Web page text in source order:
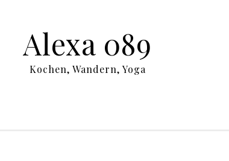
Alexa 089
Kochen, Wandern, Yoga